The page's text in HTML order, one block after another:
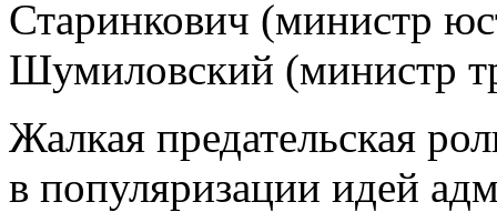
Старинкович (министр
Шумиловский (министр
Жалкая предательская
в популяризации идей